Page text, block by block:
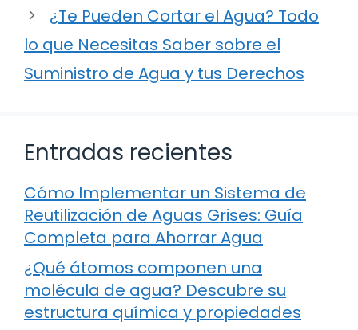
¿Te Pueden Cortar el Agua? Todo
lo que Necesitas Saber sobre el
Suministro de Agua y tus Derechos
Entradas recientes
Cómo Implementar un Sistema de
Reutilización de Aguas Grises: Guía
Completa para Ahorrar Agua
¿Qué átomos componen una
molécula de agua? Descubre su
estructura química y propiedades